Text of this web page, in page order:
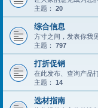
主题： 20
综合信息
方寸之间，发表你我
主题： 797
打折促销
在此发布、查询产品
主题： 14
选材指南